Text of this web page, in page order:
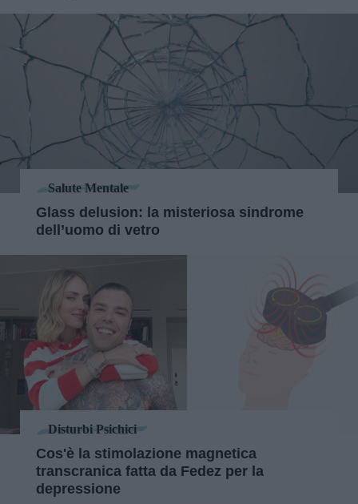
Salute Mentale
Glass delusion: la misteriosa sindrome
dell’uomo di vetro
Disturbi Psichici
Cos'è la stimolazione magnetica
transcranica fatta da Fedez per la
depressione